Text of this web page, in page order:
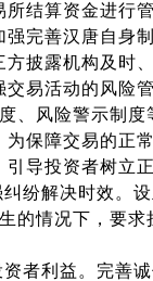
结算资金进行
完善汉唐自身
披露机构及时
易活动的风险
、风险警示制度
保障交易的正
引导投资者树立
纷解决时效。
的情况下，要
者利益。完善